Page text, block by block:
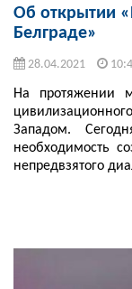
Об открытии
Белграде»
28.04.2021
На протяжении
Западом.
необходимость
непредвзятого